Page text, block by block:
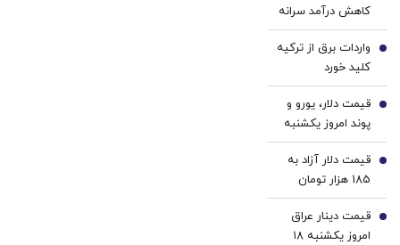
امارات اجازه دادند
آمریکا از
پایگاه‌هایش علیه
ما استفاده کند؟ |
همسایگان هستیم
کاهش درآمد سرانه
حقیقی در کشور/
کاهش دسترسی به
مسکن معلول
بحران بزرگتری
است
واردات برق از ترکیه
کلید خورد
4
قیمت دلار، یورو و
پوند امروز یکشنبه
۱۸ مرداد 1405/
کاهش قیمت دلار و
یورو
5
قیمت دلار آزاد به
185 هزار تومان
رسید
6
قیمت دینار عراق
امروز یکشنبه ۱۸
7